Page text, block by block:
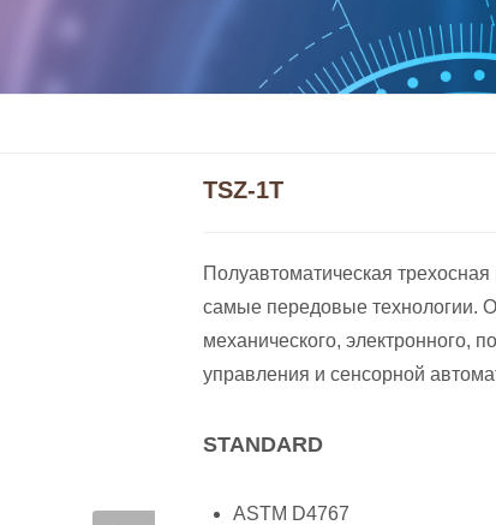
TSZ-1T
Полуавтоматическая
самые передовые технологии.
механического, электронного,
управления и сенсорной
STANDARD
ASTM D4767